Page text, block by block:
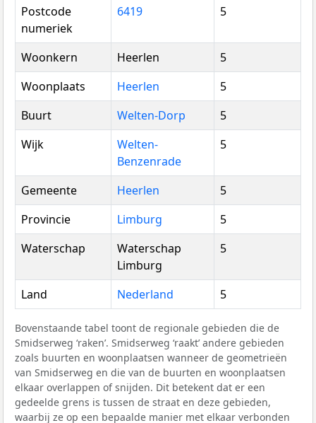
Postcode
numeriek
6419 5
Woonkern Heerlen
5
Woonplaats
Heerlen
5
Buurt
Welten-Dorp
5
Wijk
Welten-
Benzenrade
5
Gemeente Heerlen
5
Provincie
Limburg
5
Waterschap
Waterschap
Limburg
5
Land Nederland 5
Bovenstaande tabel toont de regionale gebieden die de
Smidserweg ‘raken’. Smidserweg ‘raakt’ andere gebieden
zoals buurten en woonplaatsen wanneer de geometrieën
van Smidserweg en die van de buurten en woonplaatsen
elkaar overlappen of snijden. Dit betekent dat er een
gedeelde grens is tussen de straat en deze gebieden,
waarbij ze op een bepaalde manier met elkaar verbonden